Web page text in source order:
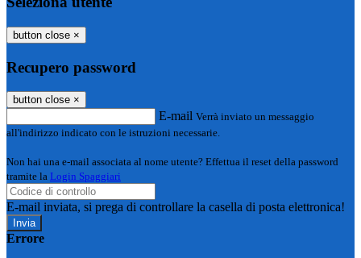
button close ×
Recupero password
button close ×
E-mail Verrà inviato un messaggio
all'indirizzo indicato con le istruzioni necessarie.
Non hai una e-mail associata al nome utente? Effettua il reset della password
tramite la Login Spaggiari
E-mail inviata, si prega di controllare la casella di posta elettronica!
Errore